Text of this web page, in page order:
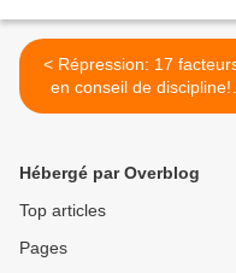
< Répression: 17 facteurs
en conseil de discipline!
Appel au soutien de l'UD
Hébergé par Overblog
Top articles
Pages